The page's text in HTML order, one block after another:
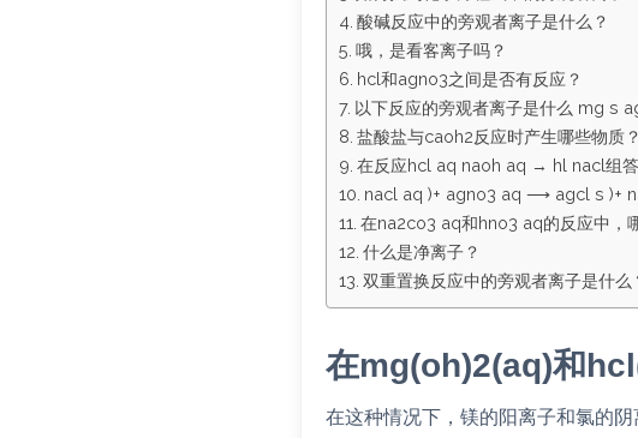
酸碱反应中的旁观者离子是什么？
哦，是看客离子吗？
hcl和agno3之间是否有反应？
以下反应的旁观者离子是什么 mg s
盐酸盐与caoh2反应时产生哪些物质？
在反应hcl aq naoh aq → hl nacl组答
nacl aq )+ agno3 aq ⟶ agcl s )+
在na2co3 aq和hno3 aq的反应中，
什么是净离子？
双重置换反应中的旁观者离子是什么
在mg(oh)2(aq)和
在这种情况下，镁的阳离子和氯的阴